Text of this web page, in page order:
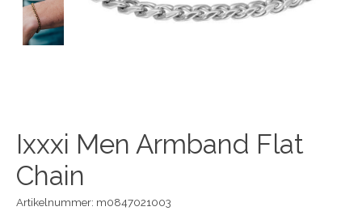
Ixxxi Men Armband Flat
Chain
Artikelnummer: m0847021003